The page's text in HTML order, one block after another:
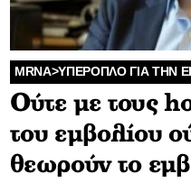
SPORTS
DIA Y NOCHE
CONTACT
ADVERTISE
MRNA>YΠΕΡΟΠΛΟ ΓΙΑ ΤΗΝ
Oύτε με τους
του εμβολίου
θεωρούν το